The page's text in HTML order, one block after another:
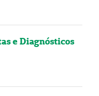
e Diagnósticos